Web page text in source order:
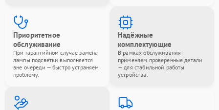
Приоритетное
обслуживание
При гарантийном случае замена
лампы подсветки выполняется
вне очереди — быстро устраняем
проблему.
Надёжные
комплектующие
В рамках обслуживания
применяем проверенные детали
— для стабильной работы
устройства.